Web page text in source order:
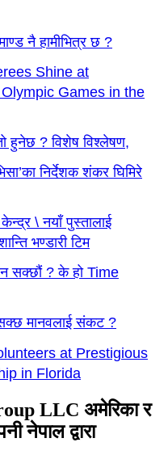
नै हामीभित्र छ ?
Shine at
Games in the
हुनेछ ? विशेष विश्लेषण,
निर्देशक शंकर घिमिरे
केन्द्र \ नयाँ पुस्तालाई
भण्डारी टिम
सक्छौं ? के हो Time
सक्छ मानवलाई संकट ?
at Prestigious
in Florida
LLC अमेरिका र
नेपाल द्वारा